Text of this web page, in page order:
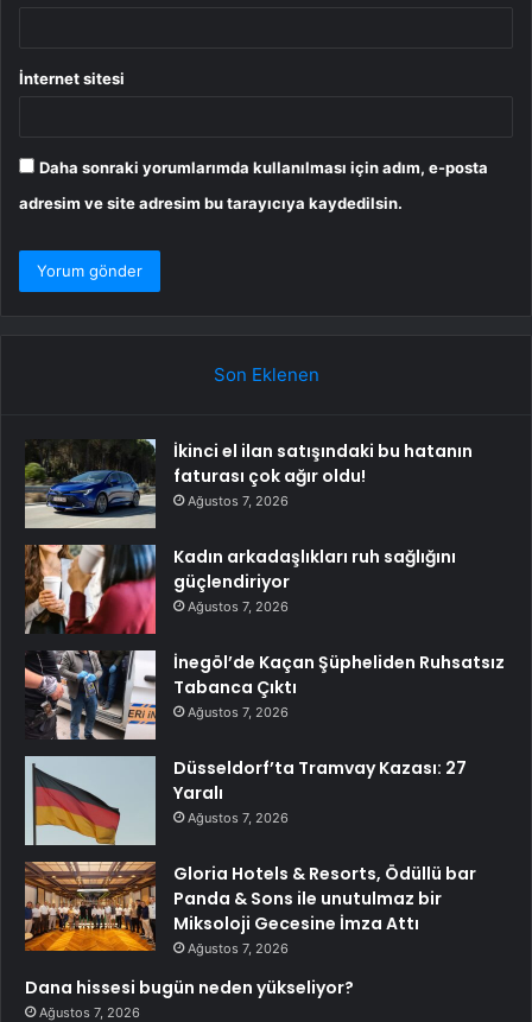
İnternet sitesi
Daha sonraki yorumlarımda kullanılması için adım, e-posta
adresim ve site adresim bu tarayıcıya kaydedilsin.
Son Eklenen
İkinci el ilan satışındaki bu hatanın
faturası çok ağır oldu!
Ağustos 7, 2026
Kadın arkadaşlıkları ruh sağlığını
güçlendiriyor
Ağustos 7, 2026
İnegöl’de Kaçan Şüpheliden Ruhsatsız
Tabanca Çıktı
Ağustos 7, 2026
Düsseldorf’ta Tramvay Kazası: 27
Yaralı
Ağustos 7, 2026
Gloria Hotels & Resorts, Ödüllü bar
Panda & Sons ile unutulmaz bir
Miksoloji Gecesine İmza Attı
Ağustos 7, 2026
Dana hissesi bugün neden yükseliyor?
Ağustos 7, 2026